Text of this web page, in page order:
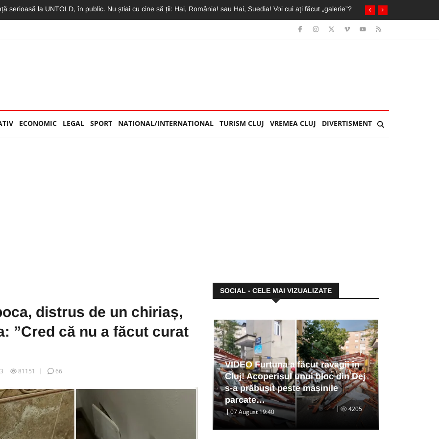
o declarație de dragoste greu de egalat. Vlad: „Mama, te iubesc mai mult ca pe «U»”
ECONOMIC LEGAL SPORT NATIONAL/INTERNATIONAL TURISM CLUJ VREMEA CLUJ DIVERTISMENT
distrus de un chiriaș,
”Cred că nu a făcut curat
81151 66
SOCIAL - CELE MAI VIZUALIZATE
VIDEO Furtuna a făcut ravagii în
Cluj! Acoperișul unui bloc din Dej
s-a prăbușit peste mașinile
parcate…
07 August 19:40 4205